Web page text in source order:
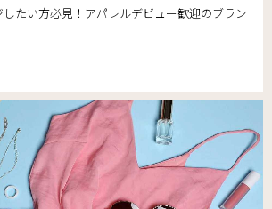
たい方必見！アパレルデビュー歓迎のブラン